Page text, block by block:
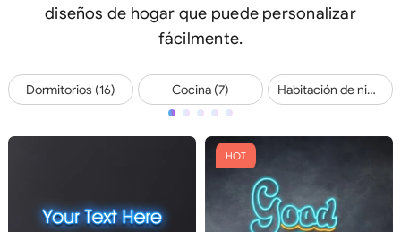
diseños de hogar que puede personalizar
fácilmente.
Dormitorios (16) Cocina (7) Habitación de niños (17)
HOT